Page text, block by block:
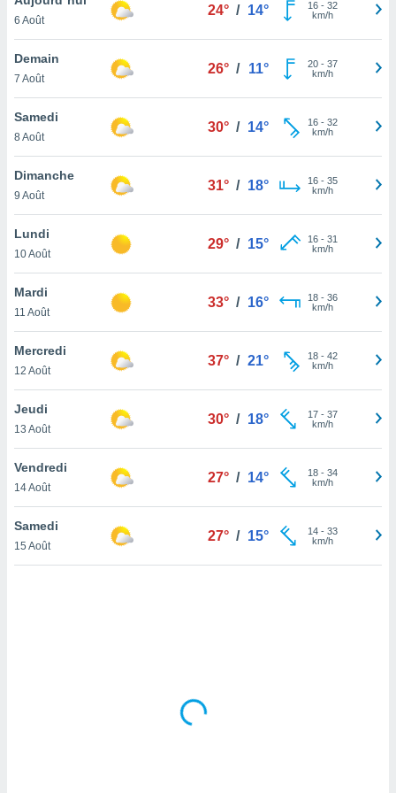
et
»,
au
vous
qu'ils
ou
le
ainsi
un
la
du
en
de
6 Août
24° / 14° 16- 32
km/h
Demain
7 Août
26° / 11° 20- 37
km/h
Samedi
8 Août
30° / 14° 16- 32
km/h
Dimanche
9 Août
31° / 18° 16- 35
km/h
Lundi
10 Août
29° / 15° 16- 31
km/h
Mardi
11 Août
33° / 16° 18- 36
km/h
Mercredi
12 Août
37° / 21° 18- 42
km/h
Jeudi
13 Août
30° / 18° 17- 37
km/h
Vendredi
14 Août
27° / 14° 18- 34
km/h
Samedi
15 Août
27° / 15° 14- 33
km/h